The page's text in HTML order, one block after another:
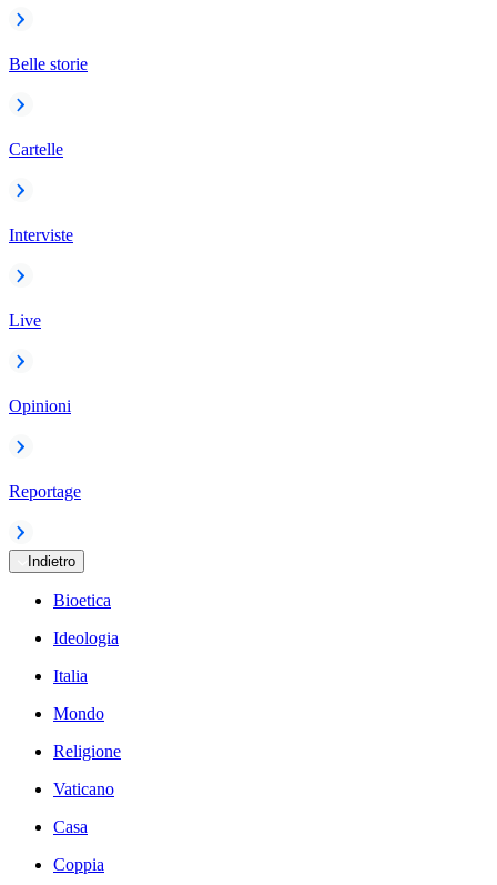
Belle storie
Cartelle
Interviste
Live
Opinioni
Reportage
Indietro
Bioetica
Ideologia
Italia
Mondo
Religione
Vaticano
Casa
Coppia